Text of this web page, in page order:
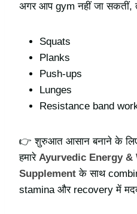
अगर आप gym नहीं जा
Squats
Planks
Push-ups
Lunges
Resistance band
👉 शुरुआत आसान बनाने के
हमारे Ayurvedic Energy &
Supplement के साथ
stamina और recovery में